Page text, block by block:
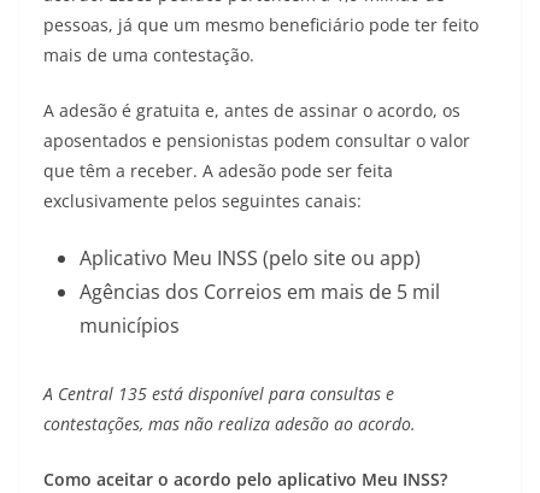
pessoas, já que um mesmo beneficiário pode ter feito
mais de uma contestação.
A adesão é gratuita e, antes de assinar o acordo, os
aposentados e pensionistas podem consultar o valor
que têm a receber. A adesão pode ser feita
exclusivamente pelos seguintes canais:
Aplicativo Meu INSS (pelo site ou app)
Agências dos Correios em mais de 5 mil
municípios
A Central 135 está disponível para consultas e
contestações, mas não realiza adesão ao acordo.
Como aceitar o acordo pelo aplicativo Meu INSS?